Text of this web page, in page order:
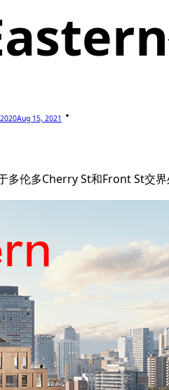
Aug 15, 2021
伦多Cherry St和Front St交界